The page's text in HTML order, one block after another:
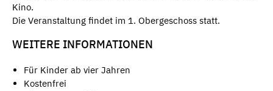
Kino.
Die Veranstaltung findet im 1. Obergeschoss statt.
WEITERE INFORMATIONEN
Für Kinder ab vier Jahren
Kostenfrei